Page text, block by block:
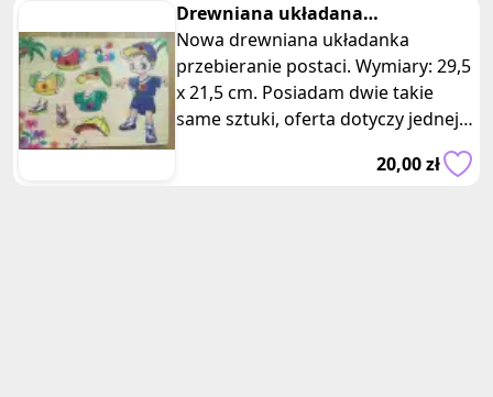
Drewniana układana
przebieranie postaci
Nowa drewniana układanka
przebieranie postaci. Wymiary: 29,5
x 21,5 cm. Posiadam dwie takie
same sztuki, oferta dotyczy jednej z
nich. Ta kreatywna zabawka zape
20,00 zł